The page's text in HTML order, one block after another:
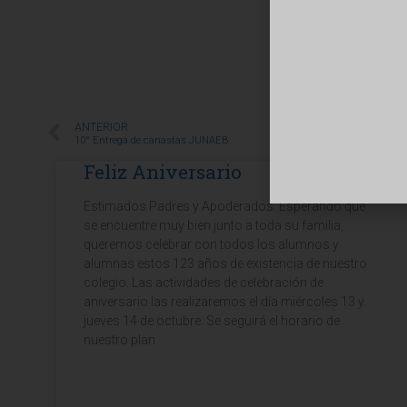
ANTERIOR
10° Entrega de canastas JUNAEB
Feliz Aniversario
Estimados Padres y Apoderados: Esperando que
se encuentre muy bien junto a toda su familia,
queremos celebrar con todos los alumnos y
alumnas estos 123 años de existencia de nuestro
colegio. Las actividades de celebración de
aniversario las realizaremos el día miércoles 13 y
jueves 14 de octubre. Se seguirá el horario de
nuestro plan